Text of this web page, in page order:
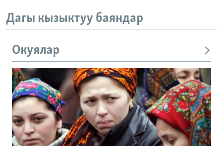
Дагы кызыктуу баяндар
Окуялар